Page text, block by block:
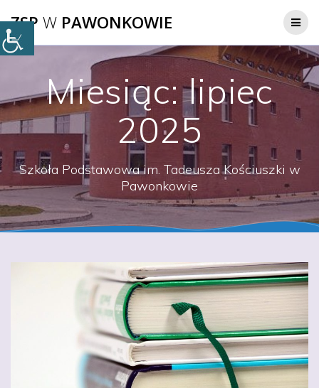
do
ZSP W PAWONKOWIE
Miesiąc:lipiec
2025
Szkoła Podstawowa im. Tadeusza Kościuszki w
Pawonkowie